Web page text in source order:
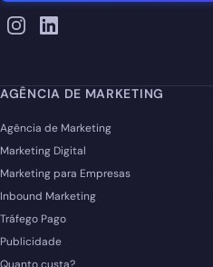
AGÊNCIA DE MARKETING
Agência de Marketing
Marketing Digital
Marketing para Empresas
Inbound Marketing
Tráfego Pago
Publicidade